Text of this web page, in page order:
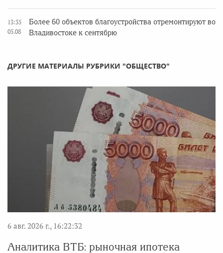
13:35
05.08
Более 60 объектов благоустройства отремонтируют во
Владивостоке к сентябрю
ДРУГИЕ МАТЕРИАЛЫ РУБРИКИ "ОБЩЕСТВО"
6 авг. 2026 г., 16:22:32
Аналитика ВТБ: рыночная ипотека